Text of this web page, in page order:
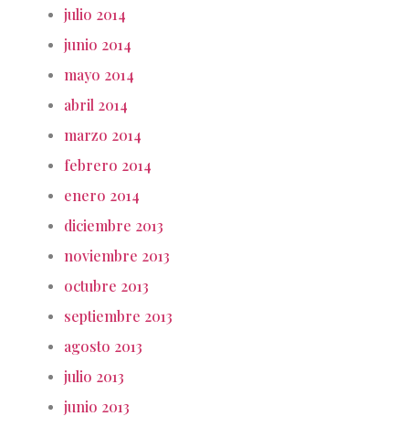
julio 2014
junio 2014
mayo 2014
abril 2014
marzo 2014
febrero 2014
enero 2014
diciembre 2013
noviembre 2013
octubre 2013
septiembre 2013
agosto 2013
julio 2013
junio 2013